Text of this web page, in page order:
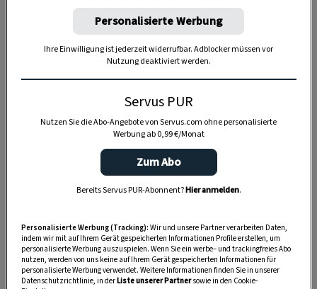
Personalisierte Werbung
Ihre Einwilligung ist jederzeit widerrufbar. Adblocker müssen vor
Nutzung deaktiviert werden.
Servus PUR
Nutzen Sie die Abo-Angebote von Servus.com ohne personalisierte
Werbung ab 0,99 €/Monat
Zum Abo
Bereits Servus PUR-Abonnent?Hier anmelden.
Personalisierte Werbung (Tracking): Wir und unsere Partner verarbeiten Daten,
indem wir mit auf Ihrem Gerät gespeicherten Informationen Profile erstellen, um
personalisierte Werbung auszuspielen. Wenn Sie ein werbe– und trackingfreies Abo
nutzen, werden von uns keine auf Ihrem Gerät gespeicherten Informationen für
personalisierte Werbung verwendet. Weitere Informationen finden Sie in unserer
Datenschutzrichtlinie, in derListe unserer Partnersowie in den Cookie-